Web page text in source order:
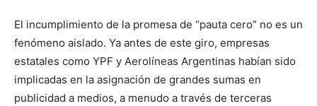
El incumplimiento de la promesa de “pauta cero” no es un
fenómeno aislado. Ya antes de este giro, empresas
estatales como YPF y Aerolíneas Argentinas habían sido
implicadas en la asignación de grandes sumas en
publicidad a medios, a menudo a través de terceras